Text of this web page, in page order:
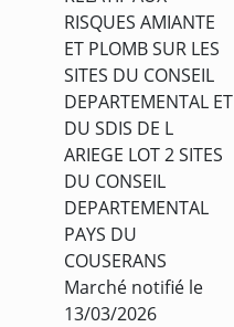
RISQUES AMIANTE
ET PLOMB SUR LES
SITES DU CONSEIL
DEPARTEMENTAL ET
DU SDIS DE L
ARIEGE LOT 2 SITES
DU CONSEIL
DEPARTEMENTAL
PAYS DU
COUSERANS
Marché notifié le
13/03/2026